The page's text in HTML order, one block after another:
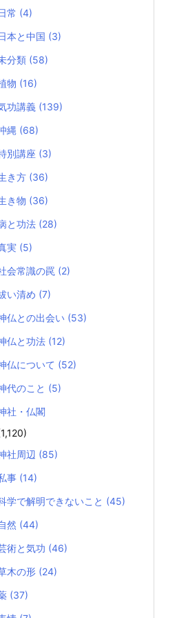
常 (4)
本と中国 (3)
分類 (58)
物 (16)
功講義 (139)
縄 (68)
別講座 (3)
き方 (36)
き物 (36)
と功法 (28)
実 (5)
会常識の罠 (2)
い清め (7)
仏との出会い (53)
仏と功法 (12)
仏について (52)
代のこと (5)
社・仏閣
社周辺 (85)
事 (14)
学で解明できないこと (45)
然 (44)
術と気功 (46)
木の形 (24)
(37)